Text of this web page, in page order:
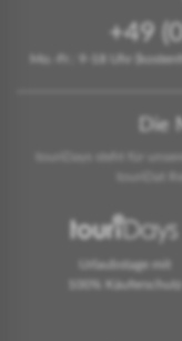
+49
Mo.-Fr.: 9-18 Uhr
Die
touriDays steht für
touriDat
Urlaubstage mit
100% Käuferschutz